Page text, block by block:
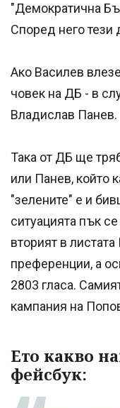
"Демократична
Според него тези
Ако Василев
човек на ДБ - в
Владислав Панев.
Така от ДБ ще
или Панев, който
"зелените" е и
ситуацията пък
вторият в
преференции, а
2803 гласа.
кампания на
Ето какво
фейсбук: